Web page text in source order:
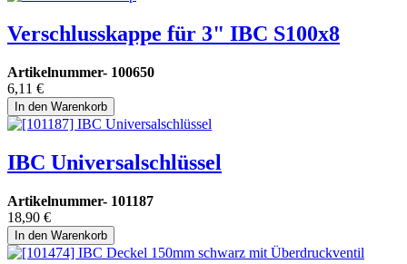
Verschlusskappe für 3" IBC S100x8
Artikelnummer- 100650
6,11 €
In den Warenkorb
IBC Universalschlüssel
Artikelnummer- 101187
18,90 €
In den Warenkorb